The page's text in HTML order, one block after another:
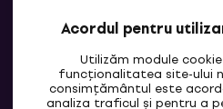
Acordul pentru
Utilizăm module
funcționalitatea site-ului
consimțământul este
analiza traficul și pentru a